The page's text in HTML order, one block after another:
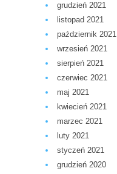
grudzień 2021
listopad 2021
październik 2021
wrzesień 2021
sierpień 2021
czerwiec 2021
maj 2021
kwiecień 2021
marzec 2021
luty 2021
styczeń 2021
grudzień 2020